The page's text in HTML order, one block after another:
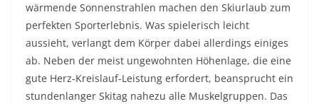
wärmende Sonnenstrahlen machen den Skiurlaub zum
perfekten Sporterlebnis. Was spielerisch leicht
aussieht, verlangt dem Körper dabei allerdings einiges
ab. Neben der meist ungewohnten Höhenlage, die eine
gute Herz-Kreislauf-Leistung erfordert, beansprucht ein
stundenlanger Skitag nahezu alle Muskelgruppen. Das